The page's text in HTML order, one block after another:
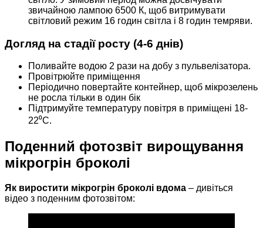
звичайною лампою 6500 К, щоб витримувати
світловий режим 16 годин світла і 8 годин темряви.
Догляд на стадії росту (4-6 днів)
Поливайте водою 2 рази на добу з пульвелізатора.
Провітрюйте приміщення
Періодично повертайте контейнер, щоб мікрозелень
не росла тільки в один бік
Підтримуйте температуру повітря в приміщені 18-
22⁰C.
Поденний фотозвіт вирощування
мікрогрін броколі
Як виростити мікрогрін броколі вдома – дивіться
відео з поденним фотозвітом: